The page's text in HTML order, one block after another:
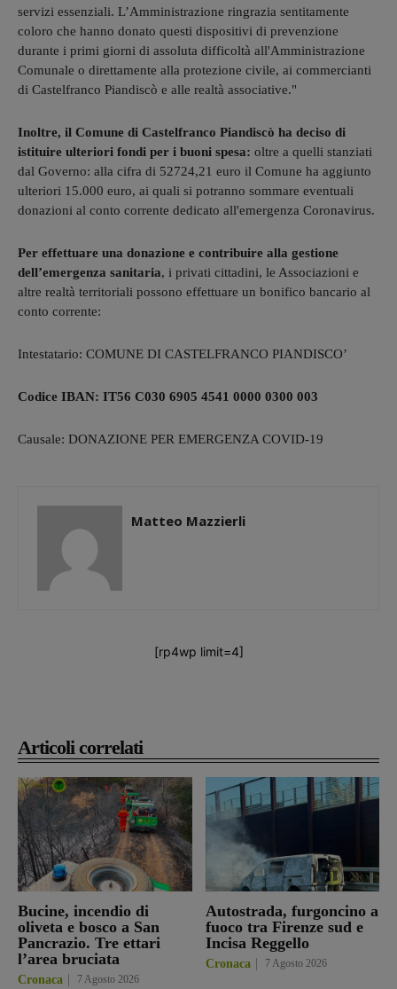
Articoli correlati
Bucine, incendio di
oliveta e bosco a San
Pancrazio. Tre ettari
l’area bruciata
Cronaca 7 Agosto 2026
Autostrada, furgoncino a
fuoco tra Firenze sud e
Incisa Reggello
Cronaca 7 Agosto 2026
servizi essenziali. L’Amministrazione ringrazia sentitamente
coloro che hanno donato questi dispositivi di prevenzione
durante i primi giorni di assoluta difficoltà all'Amministrazione
Comunale o direttamente alla protezione civile, ai commercianti
di Castelfranco Piandiscò e alle realtà associative.​"
Inoltre, il Comune di Castelfranco Piandiscò ha deciso di
istituire ulteriori fondi per i buoni spesa: oltre a quelli stanziati
dal Governo: alla cifra di 52724,21 euro il Comune ha aggiunto
ulteriori 15.000 euro, ai quali si potranno sommare eventuali
donazioni al conto corrente dedicato all'emergenza Coronavirus.
Per effettuare una donazione e contribuire alla gestione
dell’emergenza sanitaria, i privati cittadini, le Associazioni e
altre realtà territoriali possono effettuare un bonifico bancario al
conto corrente:
Intestatario: COMUNE DI CASTELFRANCO PIANDISCO’
Codice IBAN: IT56 C030 6905 4541 0000 0300 003
Causale: DONAZIONE PER EMERGENZA COVID-19​
Matteo Mazzierli
[rp4wp limit=4]